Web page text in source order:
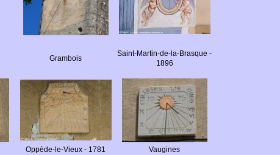
Grambois
Saint-Martin-de-la-Brasque -
1896
Oppède-le-Vieux - 1781 Vaugines